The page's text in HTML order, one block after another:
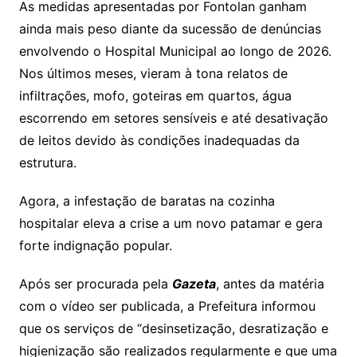
As medidas apresentadas por Fontolan ganham
ainda mais peso diante da sucessão de denúncias
envolvendo o Hospital Municipal ao longo de 2026.
Nos últimos meses, vieram à tona relatos de
infiltrações, mofo, goteiras em quartos, água
escorrendo em setores sensíveis e até desativação
de leitos devido às condições inadequadas da
estrutura.
Agora, a infestação de baratas na cozinha
hospitalar eleva a crise a um novo patamar e gera
forte indignação popular.
Após ser procurada pela Gazeta, antes da matéria
com o vídeo ser publicada, a Prefeitura informou
que os serviços de “desinsetização, desratização e
higienização são realizados regularmente e que uma